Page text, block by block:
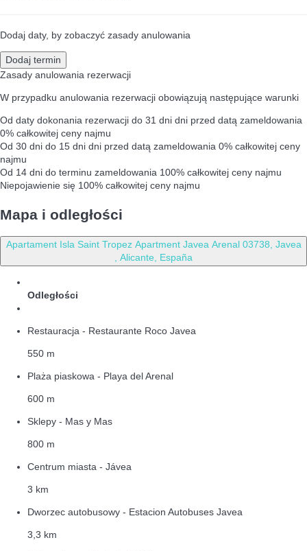
Dodaj daty, by zobaczyć zasady anulowania
Dodaj termin
Zasady anulowania rezerwacji
W przypadku anulowania rezerwacji obowiązują następujące warunki
Od daty dokonania rezerwacji do 31 dni dni przed datą zameldowania
0% całkowitej ceny najmu
Od 30 dni do 15 dni dni przed datą zameldowania 0% całkowitej ceny
najmu
Od 14 dni do terminu zameldowania 100% całkowitej ceny najmu
Niepojawienie się 100% całkowitej ceny najmu
Mapa i odległości
Apartament Isla Saint Tropez Apartment Javea Arenal 03738, Javea
, Alicante, España
Odległości
Restauracja - Restaurante Roco Javea
550 m
Plaża piaskowa - Playa del Arenal
600 m
Sklepy - Mas y Mas
800 m
Centrum miasta - Jávea
3 km
Dworzec autobusowy - Estacion Autobuses Javea
3,3 km